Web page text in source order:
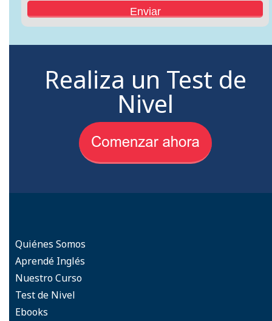
Realiza un Test de
Nivel
Quiénes Somos
Aprendé Inglés
Nuestro Curso
Test de Nivel
Ebooks